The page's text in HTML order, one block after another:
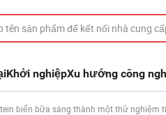
Khởi nghiệpXu hướng công
biến bữa sáng thành một thử nghiệm